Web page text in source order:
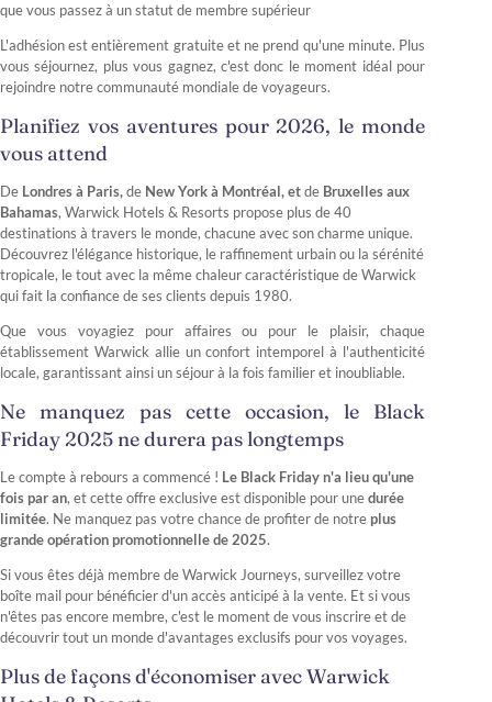
que vous passez à un statut de membre supérieur
L'adhésion est entièrement gratuite et ne prend qu'une minute. Plus
vous séjournez, plus vous gagnez, c'est donc le moment idéal pour
rejoindre notre communauté mondiale de voyageurs.
Planifiez vos aventures pour 2026, le monde
vous attend
De Londres à Paris,de New York à Montréal, etde Bruxelles aux
Bahamas, Warwick Hotels & Resorts propose plus de 40
destinations à travers le monde, chacune avec son charme unique.
Découvrez l'élégance historique, le raffinement urbain ou la sérénité
tropicale, le tout avec la même chaleur caractéristique de Warwick
qui fait la confiance de ses clients depuis 1980.
Que vous voyagiez pour affaires ou pour le plaisir, chaque
établissement Warwick allie un confort intemporel à l'authenticité
locale, garantissant ainsi un séjour à la fois familier et inoubliable.
Ne manquez pas cette occasion, le Black
Friday 2025 ne durera pas longtemps
Le compte à rebours a commencé ! Le Black Friday n'a lieu qu'une
fois par an, et cette offre exclusive est disponible pour unedurée
limitée. Ne manquez pas votre chance de profiter de notre plus
grande opération promotionnelle de 2025.
Si vous êtes déjà membre de Warwick Journeys, surveillez votre
boîte mail pour bénéficier d'un accès anticipé à la vente. Et si vous
n'êtes pas encore membre, c'est le moment de vous inscrire et de
découvrir tout un monde d'avantages exclusifs pour vos voyages.
Plus de façons d'économiser avec Warwick